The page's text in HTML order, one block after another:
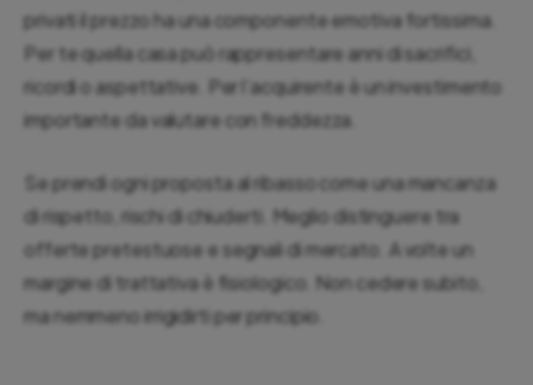
privati il prezzo ha una componente emotiva fortissima.
Per te quella casa può rappresentare anni di sacrifici,
ricordi o aspettative. Per l’acquirente è un investimento
importante da valutare con freddezza.
Se prendi ogni proposta al ribasso come una mancanza
di rispetto, rischi di chiuderti. Meglio distinguere tra
offerte pretestuose e segnali di mercato. A volte un
margine di trattativa è fisiologico. Non cedere subito,
ma nemmeno irrigidirti per principio.